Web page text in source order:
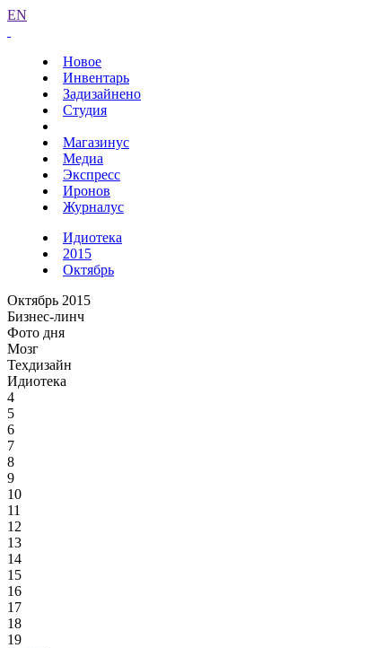
EN
Новое
Инвентарь
Задизайнено
Студия
Магазинус
Медиа
Экспресс
Иронов
Журналус
Идиотека
2015
Октябрь
Октябрь 2015
Бизнес-линч
Фото дня
Мозг
Техдизайн
Идиотека
4
5
6
7
8
9
10
11
12
13
14
15
16
17
18
19